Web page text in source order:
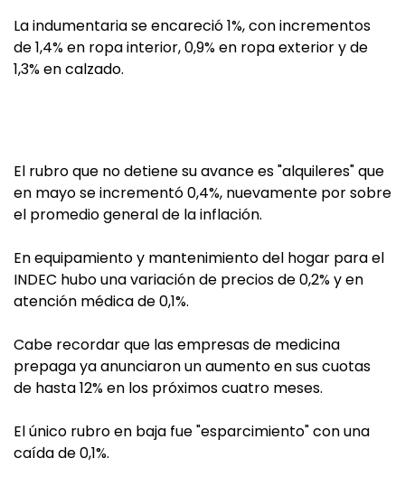
La indumentaria se encareció 1%, con incrementos
de 1,4% en ropa interior, 0,9% en ropa exterior y de
1,3% en calzado.
El rubro que no detiene su avance es "alquileres" que
en mayo se incrementó 0,4%, nuevamente por sobre
el promedio general de la inflación.
En equipamiento y mantenimiento del hogar para el
INDEC hubo una variación de precios de 0,2% y en
atención médica de 0,1%.
Cabe recordar que las empresas de medicina
prepaga ya anunciaron un aumento en sus cuotas
de hasta 12% en los próximos cuatro meses.
El único rubro en baja fue "esparcimiento" con una
caída de 0,1%.